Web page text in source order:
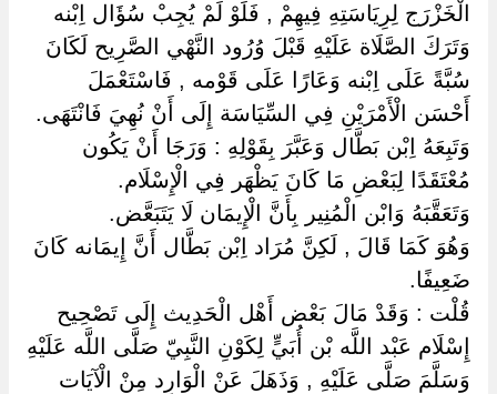
الْخَزْرَج لِرِيَاسَتِهِ فِيهِمْ , فَلَوْ لَمْ يُجِبْ سُؤَال اِبْنه
وَتَرَكَ الصَّلَاة عَلَيْهِ قَبْلَ وُرُود النَّهْي الصَّرِيح لَكَانَ
سُبَّةً عَلَى اِبْنه وَعَارًا عَلَى قَوْمه , فَاسْتَعْمَلَ
أَحْسَن الْأَمْرَيْنِ فِي السِّيَاسَة إِلَى أَنْ نُهِيَ فَانْتَهَى.
وَتَبِعَهُ اِبْن بَطَّال وَعَبَّرَ بِقَوْلِهِ : وَرَجَا أَنْ يَكُون
مُعْتَقَدًا لِبَعْضِ مَا كَانَ يَظْهَر فِي الْإِسْلَام.
وَتَعَقَّبَهُ وَابْن الْمُنِير بِأَنَّ الْإِيمَان لَا يَتَبَعَّض.
وَهُوَ كَمَا قَالَ , لَكِنَّ مُرَاد اِبْن بَطَّال أَنَّ إِيمَانه كَانَ
ضَعِيفًا.
قُلْت : وَقَدْ مَالَ بَعْض أَهْل الْحَدِيث إِلَى تَصْحِيح
إِسْلَام عَبْد اللَّه بْن أُبَيٍّ لِكَوْنِ النَّبِيّ صَلَّى اللَّه عَلَيْهِ
وَسَلَّمَ صَلَّى عَلَيْهِ , وَذَهَلَ عَنْ الْوَارِد مِنْ الْآيَات